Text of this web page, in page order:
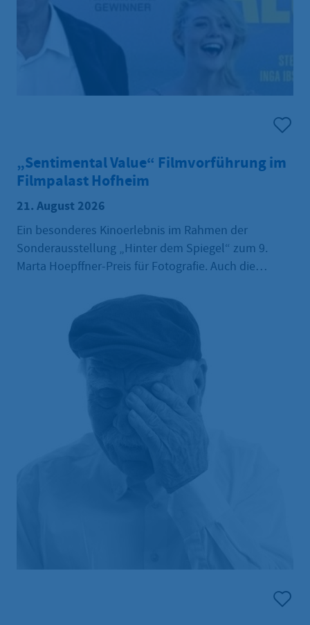
„Sentimental Value“ Filmvorführung im
Filmpalast Hofheim
21. August 2026
Ein besonderes Kinoerlebnis im Rahmen der
Sonderausstellung „Hinter dem Spiegel“ zum 9.
Marta Hoepffner-Preis für Fotografie. Auch die
und 17 Uhr mit der Eintrittskarte für den Film
besucht werden.